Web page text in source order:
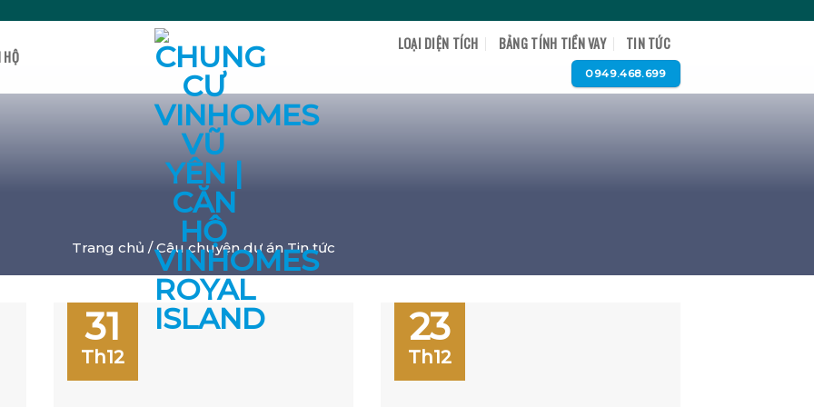
HỘ
LOẠI DIỆN TÍCH BẢNG TÍNH TIỀN VAY TIN TỨC
0949.468.699
Trang chủ /Câu chuyện dự án Tin tức
31
Th12
23
Th12